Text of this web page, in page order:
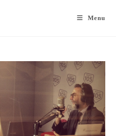
Menu